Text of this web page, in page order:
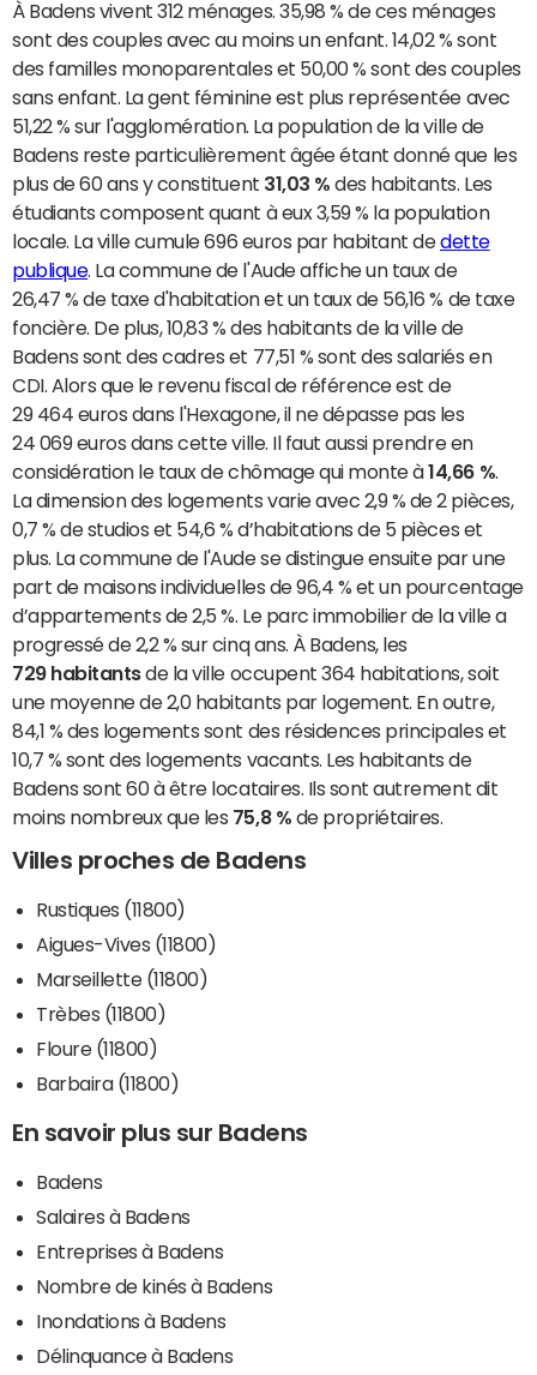
À Badens vivent 312 ménages. 35,98 % de ces ménages
sont des couples avec au moins un enfant. 14,02 % sont
des familles monoparentales et 50,00 % sont des couples
sans enfant. La gent féminine est plus représentée avec
51,22 % sur l'agglomération. La population de la ville de
Badens reste particulièrement âgée étant donné que les
plus de 60 ans y constituent 31,03 % des habitants. Les
étudiants composent quant à eux 3,59 % la population
locale. La ville cumule 696 euros par habitant dedette
publique. La commune de l'Aude affiche un taux de
26,47 % de taxe d'habitation et un taux de 56,16 % de taxe
foncière. De plus, 10,83 % des habitants de la ville de
Badens sont des cadres et 77,51 % sont des salariés en
CDI. Alors que le revenu fiscal de référence est de
29 464 euros dans l'Hexagone, il ne dépasse pas les
24 069 euros dans cette ville. Il faut aussi prendre en
considération le taux de chômage qui monte à14,66 %.
La dimension des logements varie avec 2,9 % de 2 pièces,
0,7 % de studios et 54,6 % d’habitations de 5 pièces et
plus. La commune de l'Aude se distingue ensuite par une
part de maisons individuelles de 96,4 % et un pourcentage
d’appartements de 2,5 %. Le parc immobilier de la ville a
progressé de 2,2 % sur cinq ans. À Badens, les
729 habitantsde la ville occupent 364 habitations, soit
une moyenne de 2,0 habitants par logement. En outre,
84,1 % des logements sont des résidences principales et
10,7 % sont des logements vacants. Les habitants de
Badens sont 60 à être locataires. Ils sont autrement dit
moins nombreux que les 75,8 % de propriétaires.
Villes proches de Badens
Rustiques (11800)
Aigues-Vives (11800)
Marseillette (11800)
Trèbes (11800)
Floure (11800)
Barbaira (11800)
En savoir plus sur Badens
Badens
Salaires à Badens
Entreprises à Badens
Nombre de kinés à Badens
Inondations à Badens
Délinquance à Badens